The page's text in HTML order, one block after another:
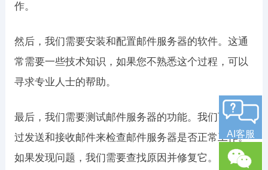
作。
然后，我们需要安装和配置邮件服务器的软件。这通
常需要一些技术知识，如果您不熟悉这个过程，可以
寻求专业人士的帮助。
最后，我们需要测试邮件服务器的功能。我们可以通
过发送和接收邮件来检查邮件服务器是否正常工作。
如果发现问题，我们需要查找原因并修复它。
AI客服